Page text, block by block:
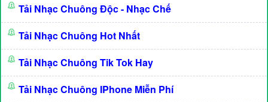
Tải Nhạc Chuông Độc - Nhạc Chế
Tải Nhạc Chuông Hot Nhất
Tải Nhạc Chuông Tik Tok Hay
Tải Nhạc Chuông IPhone Miễn Phí